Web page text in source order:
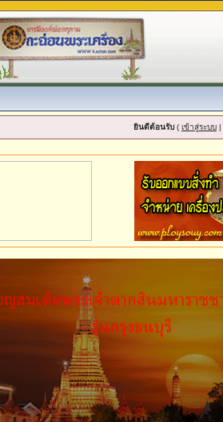
ยินดีต้อนรับ ( เข้าสู่ระบบ |